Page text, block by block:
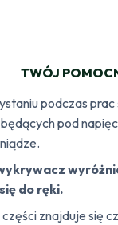
TWÓJ
podczas
pod
do ręki.
znajduje się